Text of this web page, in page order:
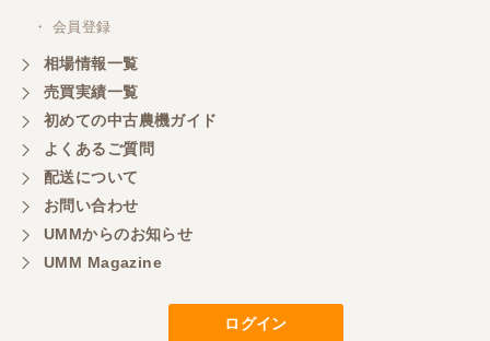
・ 会員登録
相場情報一覧
売買実績一覧
初めての中古農機ガイド
よくあるご質問
配送について
お問い合わせ
UMMからのお知らせ
UMM Magazine
ログイン